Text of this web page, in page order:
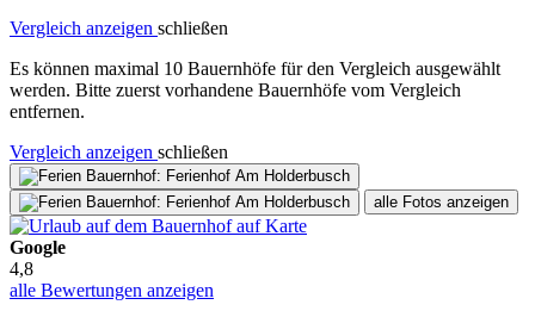
Vergleich anzeigen schließen
Es können maximal 10 Bauernhöfe für den Vergleich ausgewählt
werden. Bitte zuerst vorhandene Bauernhöfe vom Vergleich
entfernen.
Vergleich anzeigen schließen
alle Fotos anzeigen
Google
4,8
alle Bewertungen anzeigen